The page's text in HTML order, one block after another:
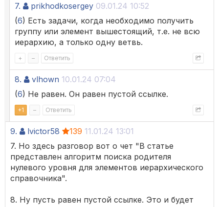
7. prikhodkosergey 09.01.24 10:52
(6) Есть задачи, когда необходимо получить
группу или элемент вышестоящий, т.е. не всю
иерархию, а только одну ветвь.
+ – Ответить
8. vlhown 10.01.24 07:04
(6) Не равен. Он равен пустой ссылке.
+1 – Ответить
9. lvictor58 139 11.01.24 13:01
7. Но здесь разговор вот о чет "В статье
представлен алгоритм поиска родителя
нулевого уровня для элементов иерархического
справочника".
8. Ну пусть равен пустой ссылке. Это и будет